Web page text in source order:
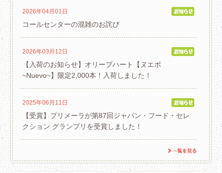
2026年04月01日
コールセンターの混雑のお詫び
2026年03月12日
【入荷のお知らせ】オリーブハート【ヌエボ
~Nuevo~】限定2,000本！入荷しました！
2025年06月11日
【受賞】プリメーラが第87回ジャパン・フード・セレ
クション グランプリを受賞しました！